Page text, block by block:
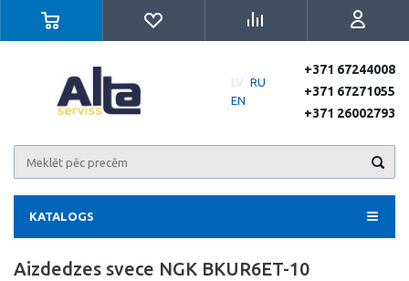
LV RU
EN
+371 67244008
+371 67271055
+371 26002793
KATALOGS
Aizdedzes svece NGK BKUR6ET-10